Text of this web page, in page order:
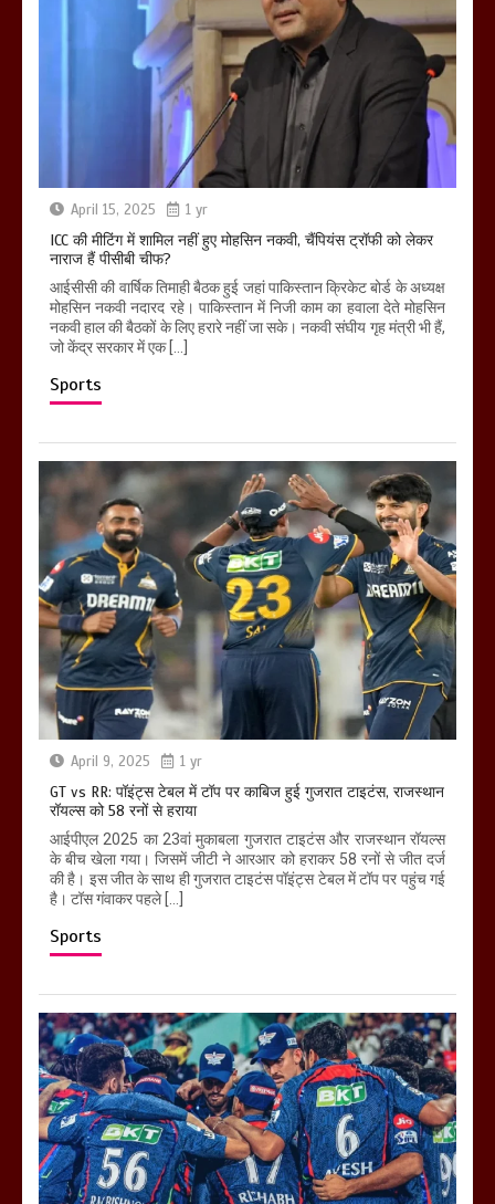
April 15, 2025 1 yr
ICC की मीटिंग में शामिल नहीं हुए मोहसिन नकवी, चैंपियंस ट्रॉफी को लेकर
नाराज हैं पीसीबी चीफ?
आईसीसी की वार्षिक तिमाही बैठक हुई जहां पाकिस्तान क्रिकेट बोर्ड के अध्यक्ष
मोहसिन नकवी नदारद रहे। पाकिस्तान में निजी काम का हवाला देते मोहसिन
नकवी हाल की बैठकों के लिए हरारे नहीं जा सके। नकवी संघीय गृह मंत्री भी हैं,
जो केंद्र सरकार में एक […]
Sports
April 9, 2025 1 yr
GT vs RR: पॉइंट्स टेबल में टॉप पर काबिज हुई गुजरात टाइटंस, राजस्थान
रॉयल्स को 58 रनों से हराया
आईपीएल 2025 का 23वां मुकाबला गुजरात टाइटंस और राजस्थान रॉयल्स
के बीच खेला गया। जिसमें जीटी ने आरआर को हराकर 58 रनों से जीत दर्ज
की है। इस जीत के साथ ही गुजरात टाइटंस पॉइंट्स टेबल में टॉप पर पहुंच गई
है। टॉस गंवाकर पहले […]
Sports